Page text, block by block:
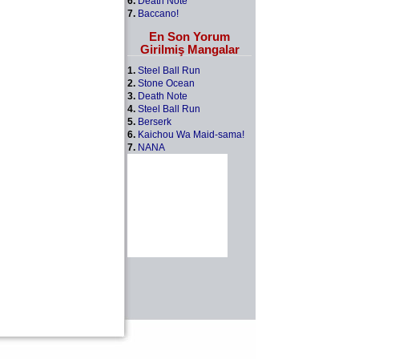
7. Baccano!
En Son Yorum
Girilmiş Mangalar
1. Steel Ball Run
2. Stone Ocean
3. Death Note
4. Steel Ball Run
5. Berserk
6. Kaichou Wa Maid-sama!
7. NANA